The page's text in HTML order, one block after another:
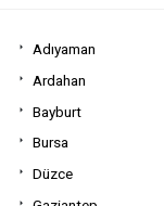
Adıyaman
Ardahan
Bayburt
Bursa
Düzce